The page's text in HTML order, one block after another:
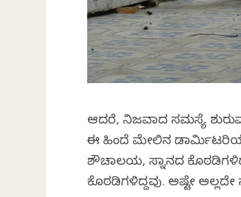
ಆದರೆ, ನಿಜವಾದ ಸಮಸ್ಯೆ
ಈ ಹಿಂದೆ ಮೇಲಿನ ಡಾರ್ಮಿಟರಿಯ
ಶೌಚಾಲಯ, ಸ್ನಾನದ
ಕೊಠಡಿಗಳಿದ್ದವು. ಅಷ್ಟೇ ಅಲ್ಲದೇ